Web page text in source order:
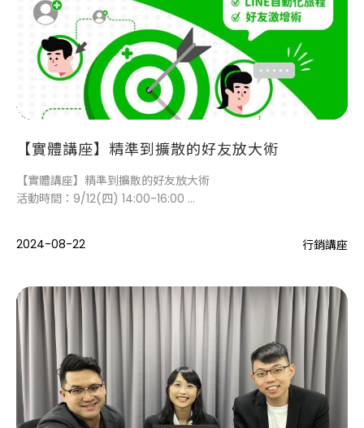
【實體講座】精準到擴散的好友放大術
【實體講座】精準到擴散的好友放大術
活動時間：9/12(四) 14:00-16:00
2024-08-22
行銷講座